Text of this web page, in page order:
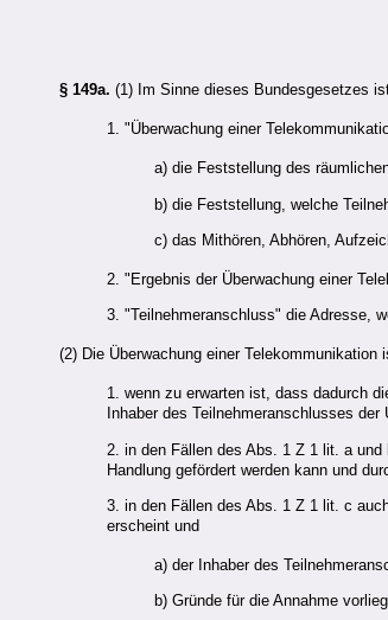
§ 149a. (1) Im Sinne dieses Bundesgesetzes
1. "Überwachung einer
a) die Feststellung des
b) die Feststellung, welche
c) das Mithören, Abhören,
2. "Ergebnis der Überwachung einer
3. "Teilnehmeranschluss" die Adresse,
(2) Die Überwachung einer Telekommunikation
1. wenn zu erwarten ist, dass dadurch
Inhaber des Teilnehmeranschlusses
2. in den Fällen des Abs. 1 Z 1 lit. a
Handlung gefördert werden kann und
3. in den Fällen des Abs. 1 Z 1 lit. c
erscheint und
a) der Inhaber des
b) Gründe für die Annahme